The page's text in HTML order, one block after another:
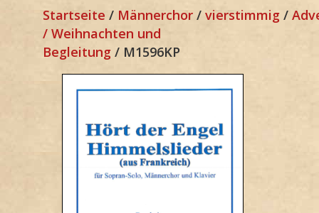
Startseite / Männerchor / vierstimmig /
/ Weihnachten und
Begleitung / M1596KP